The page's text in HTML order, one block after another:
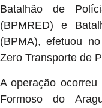
Batalhão de
(BPMRED) e
(BPMA), efetuou
Zero Transporte de
A operação
Formoso do